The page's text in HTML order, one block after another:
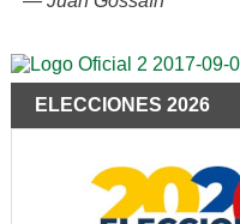
ELECCIONES 2026